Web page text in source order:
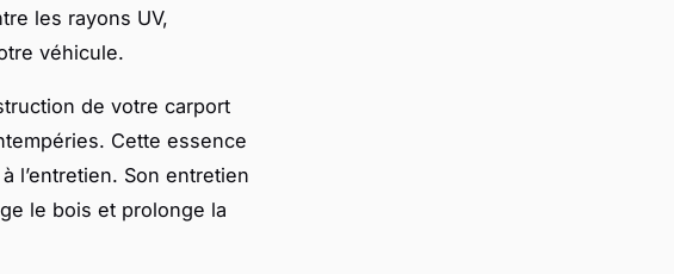
les rayons UV,
véhicule.
de votre carport
Cette essence
l’entretien. Son entretien
le bois et prolonge la